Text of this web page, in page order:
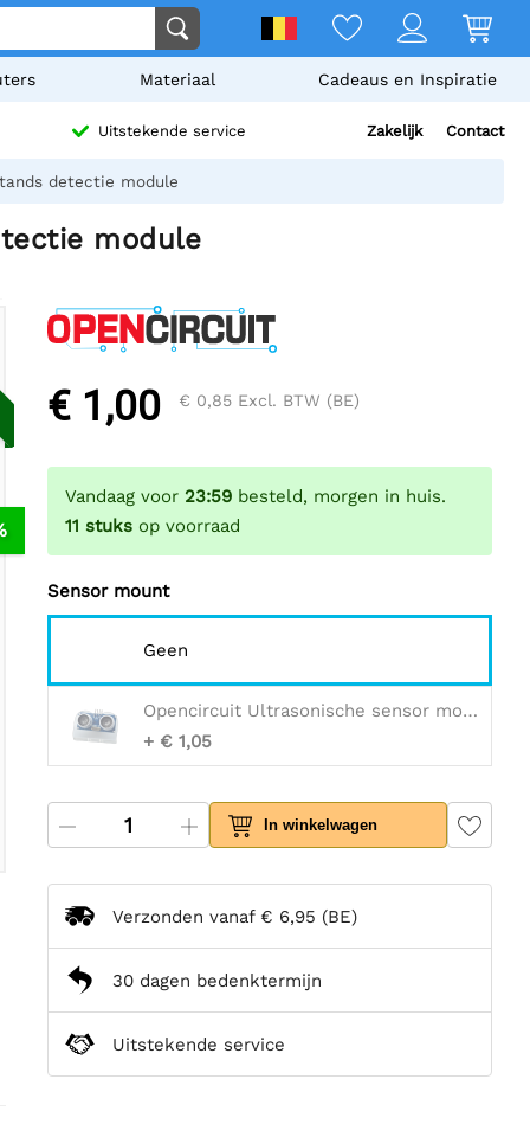
Materiaal Cadeaus en Inspiratie
Uitstekende service Zakelijk Contact
detectie module
module
€ 1,00 € 0,85 Excl. BTW (BE)
Vandaag voor 23:59 besteld, morgen in huis.
11 stuks op voorraad
Sensor mount
Geen
Opencircuit Ultrasonische sensor mount transparant
+ € 1,05
In winkelwagen
Verzonden vanaf € 6,95 (BE)
30 dagen bedenktermijn
Uitstekende service